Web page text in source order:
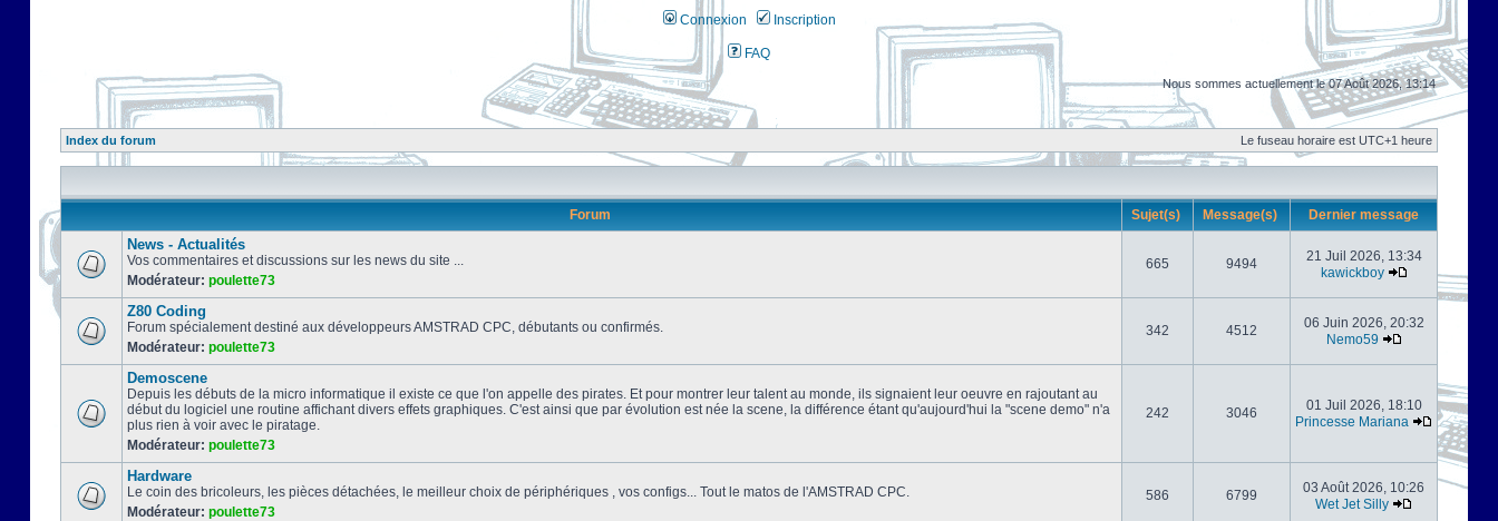
Connexion Inscription
FAQ
Nous sommes actuellement le 07 Août 2026, 13:14
Index du forum Le fuseau horaire est UTC+1 heure
Forum Sujet(s) Message(s) Dernier message
News - Actualités
Vos commentaires et discussions sur les news du site ...
Modérateur: poulette73
665 9494
21 Juil 2026, 13:34
kawickboy
Z80 Coding
Forum spécialement destiné aux développeurs AMSTRAD CPC, débutants ou confirmés.
Modérateur: poulette73
342 4512
06 Juin 2026, 20:32
Nemo59
Demoscene
Depuis les débuts de la micro informatique il existe ce que l'on appelle des pirates. Et pour montrer leur talent au monde, ils signaient leur oeuvre en rajoutant au
début du logiciel une routine affichant divers effets graphiques. C'est ainsi que par évolution est née la scene, la différence étant qu'aujourd'hui la "scene demo" n'a
plus rien à voir avec le piratage.
Modérateur: poulette73
242 3046
01 Juil 2026, 18:10
Princesse Mariana
Hardware
Le coin des bricoleurs, les pièces détachées, le meilleur choix de périphériques , vos configs... Tout le matos de l'AMSTRAD CPC.
Modérateur: poulette73
586 6799
03 Août 2026, 10:26
Wet Jet Silly